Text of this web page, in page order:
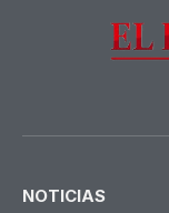
NOTICIAS